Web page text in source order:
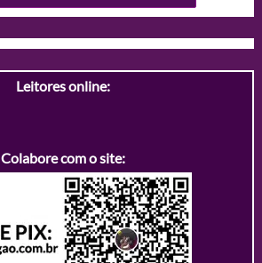
Leitores online:
Colabore com o site: